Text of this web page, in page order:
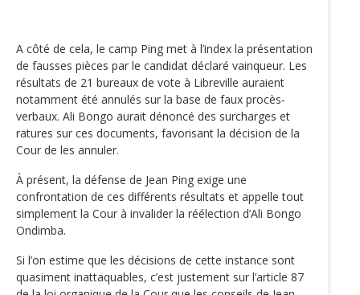
A côté de cela, le camp Ping met à l’index la présentation
de fausses pièces par le candidat déclaré vainqueur. Les
résultats de 21 bureaux de vote à Libreville auraient
notamment été annulés sur la base de faux procès-
verbaux. Ali Bongo aurait dénoncé des surcharges et
ratures sur ces documents, favorisant la décision de la
Cour de les annuler.
À présent, la défense de Jean Ping exige une
confrontation de ces différents résultats et appelle tout
simplement la Cour à invalider la réélection d’Ali Bongo
Ondimba.
Si l’on estime que les décisions de cette instance sont
quasiment inattaquables, c’est justement sur l’article 87